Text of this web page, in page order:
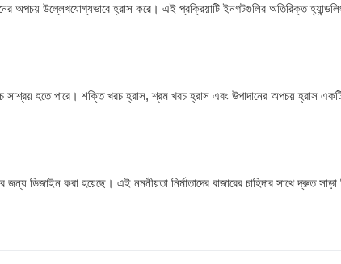
অপচয় উল্লেখযোগ্যভাবে হ্রাস করে। এই প্রক্রিয়াটি ইনগটগুলির অতিরিক্ত
হতে পারে। শক্তি খরচ হ্রাস, শ্রম খরচ হ্রাস এবং উপাদানের অপচয় হ্রাস
ডিজাইন করা হয়েছে। এই নমনীয়তা নির্মাতাদের বাজারের চাহিদার সাথে দ্রুত সাড়া